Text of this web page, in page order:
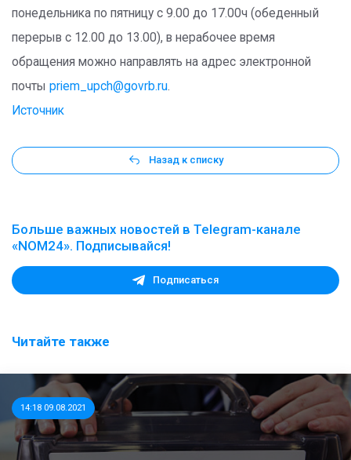
понедельника по пятницу с 9.00 до 17.00ч (обеденный
перерыв с 12.00 до 13.00), в нерабочее время
обращения можно направлять на адрес электронной
почты priem_upch@govrb.ru.
Источник
Назад к списку
Больше важных новостей в Telegram-канале
«NOM24». Подписывайся!
Подписаться
Читайте также
14:18 09.08.2021